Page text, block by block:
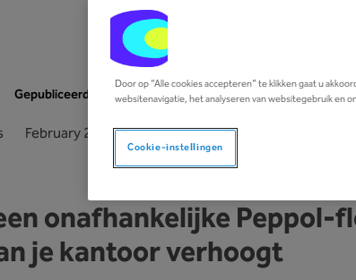
Gepubliceerd op
February 20, 2026
onafhankelijke Peppol-
je kantoor verhoogt
Door op “Alle cookies accepteren” te klikken gaat u
websitenavigatie, het analyseren van websitegebruik en
Cookie-instellingen